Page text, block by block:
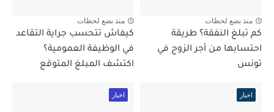
منذ بضع لحظات
كم تبلغ النفقة؟ طريقة
احتسابها من أجر الزوج في
تونس
منذ بضع لحظات
كيفاش تتحسب جراية التقاعد
في الوظيفة العمومية؟
اكتشف المبلغ المتوقع
اخبار اخبار